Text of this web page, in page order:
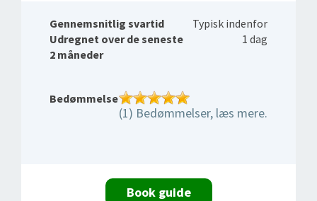
Gennemsnitlig svartid
Udregnet over de seneste
2 måneder
Typisk indenfor
1 dag
Bedømmelse
(1) Bedømmelser, læs mere.
Book guide